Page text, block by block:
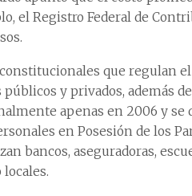
el Registro Federal de
que regulan
y privados, además
apenas en 2006 y se
en Posesión de los
bancos, aseguradoras,